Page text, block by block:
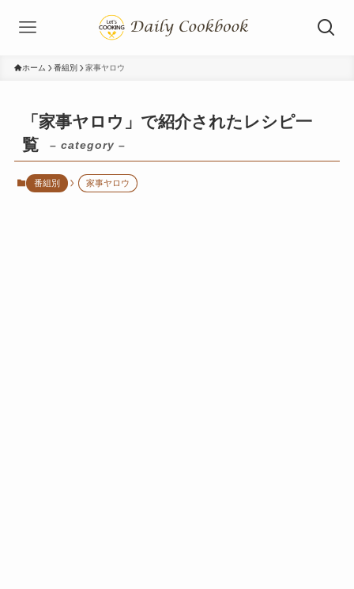
ホーム 番組別 家事ヤロウ
「家事ヤロウ」で紹介されたレシピ一
覧
– category –
番組別 家事ヤロウ